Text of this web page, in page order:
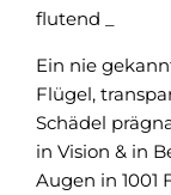
flutend _
Ein nie
Flügel,
Schädel
in Vision & in
Augen in 1001